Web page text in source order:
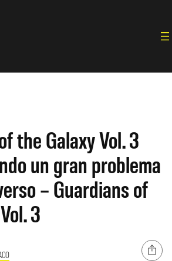
the Galaxy Vol. 3
un gran problema
– Guardians of
3